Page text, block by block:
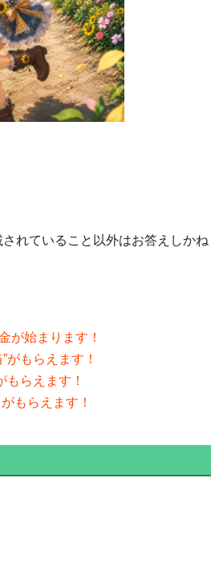
れていること以外はお答えしかね
が始まります！
がもらえます！
もらえます！
もらえます！